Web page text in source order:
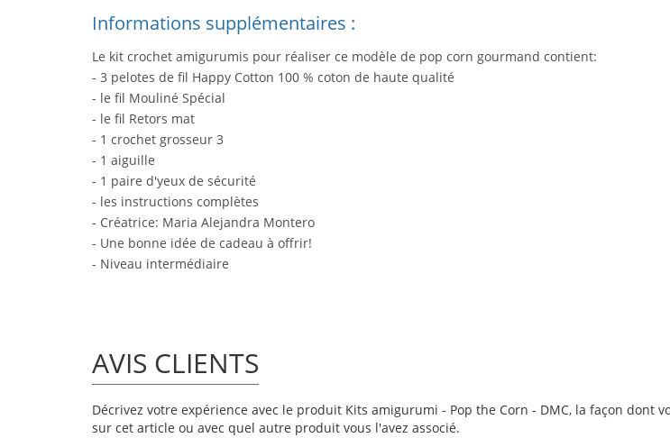
Informations supplémentaires :
Le kit crochet amigurumis pour réaliser ce modèle de pop corn gourmand contient:
- 3 pelotes de fil Happy Cotton 100 % coton de haute qualité
- le fil Mouliné Spécial
- le fil Retors mat
- 1 crochet grosseur 3
- 1 aiguille
- 1 paire d'yeux de sécurité
- les instructions complètes
- Créatrice: Maria Alejandra Montero
- Une bonne idée de cadeau à offrir!
- Niveau intermédiaire
AVIS CLIENTS
Décrivez votre expérience avec le produit Kits amigurumi - Pop the Corn - DMC, la façon dont
sur cet article ou avec quel autre produit vous l'avez associé.